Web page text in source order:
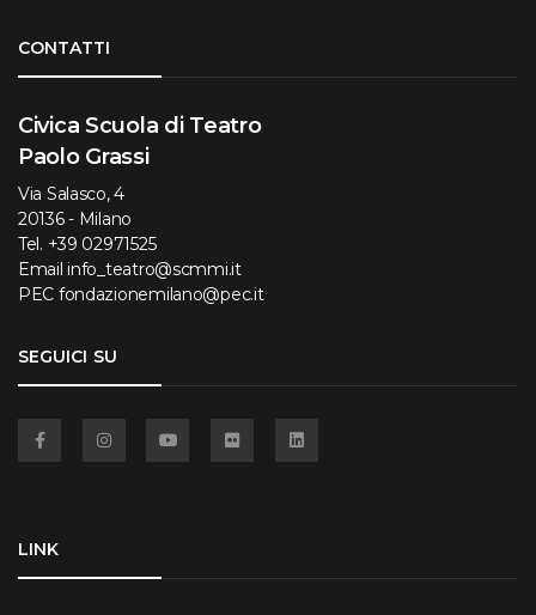
CONTATTI
Civica Scuola di Teatro
Paolo Grassi
Via Salasco, 4
20136 - Milano
Tel. +39 02971525
Email info_teatro@scmmi.it
PEC fondazionemilano@pec.it
SEGUICI SU
LINK